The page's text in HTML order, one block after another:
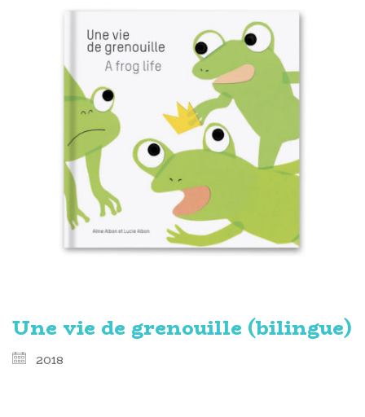
Une vie de grenouille (bilingue)
2018